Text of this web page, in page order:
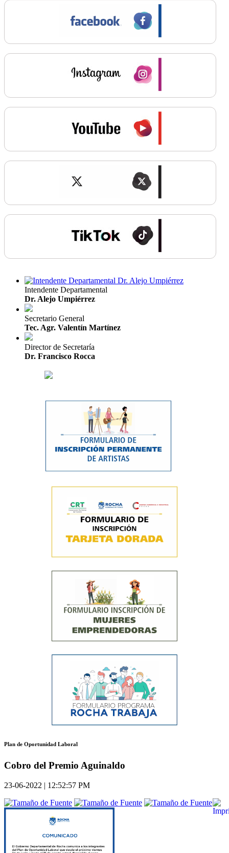
Intendente Departamental
Dr. Alejo Umpiérrez
Secretario General
Tec. Agr. Valentín Martínez
Director de Secretaría
Dr. Francisco Rocca
Plan de Oportunidad Laboral
Cobro del Premio Aguinaldo
23-06-2022 | 12:52:57 PM